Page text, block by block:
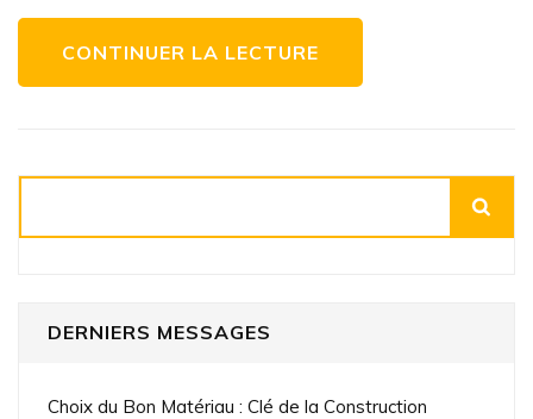
CONTINUER LA LECTURE
DERNIERS MESSAGES
Choix du Bon Matériau : Clé de la Construction